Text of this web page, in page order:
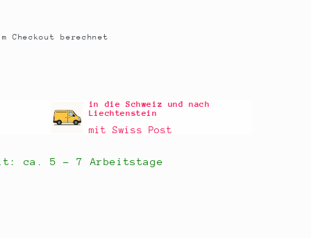
Checkout berechnet
in die Schweiz und nach
Liechtenstein
mit Swiss Post
ca. 5 - 7 Arbeitstage